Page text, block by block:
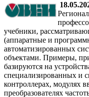
учебники,
(аппаратные и
автоматизированных
объектами. Примеры,
базируются на
специализированных и
контроллерах, модулях
преобразователях